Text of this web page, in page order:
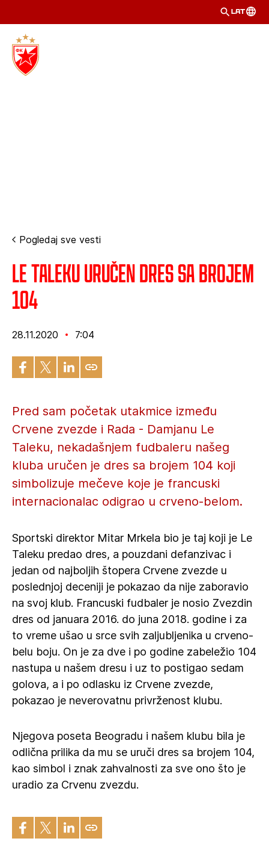
LAT
Pogledaj sve vesti
Le Taleku uručen dres sa brojem
104
28.11.2020 7:04
Pred sam početak utakmice između
Crvene zvezde i Rada - Damjanu Le
Taleku, nekadašnjem fudbaleru našeg
kluba uručen je dres sa brojem 104 koji
simbolizuje mečeve koje je francuski
internacionalac odigrao u crveno-belom.
Sportski direktor Mitar Mrkela bio je taj koji je Le
Taleku predao dres, a pouzdani defanzivac i
jedan od najboljih štopera Crvene zvezde u
poslednjoj deceniji je pokazao da nije zaboravio
na svoj klub. Francuski fudbaler je nosio Zvezdin
dres od januara 2016. do juna 2018. godine i za
to vreme ušao u srce svih zaljubljenika u crveno-
belu boju. On je za dve i po godine zabeležio 104
nastupa u našem dresu i uz to postigao sedam
golova, a i po odlasku iz Crvene zvezde,
pokazao je neverovatnu privrženost klubu.
Njegova poseta Beogradu i našem klubu bila je
odlična prilika da mu se uruči dres sa brojem 104,
kao simbol i znak zahvalnosti za sve ono što je
uradio za Crvenu zvezdu.